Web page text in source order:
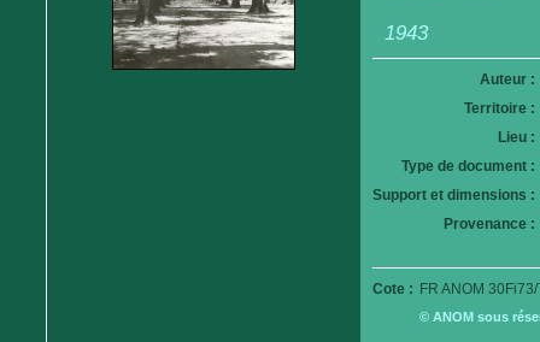
1943
Auteur :
Territoire :
Lieu :
Type de document :
Support et dimensions :
Provenance :
Cote : FR ANOM
© ANOM sous